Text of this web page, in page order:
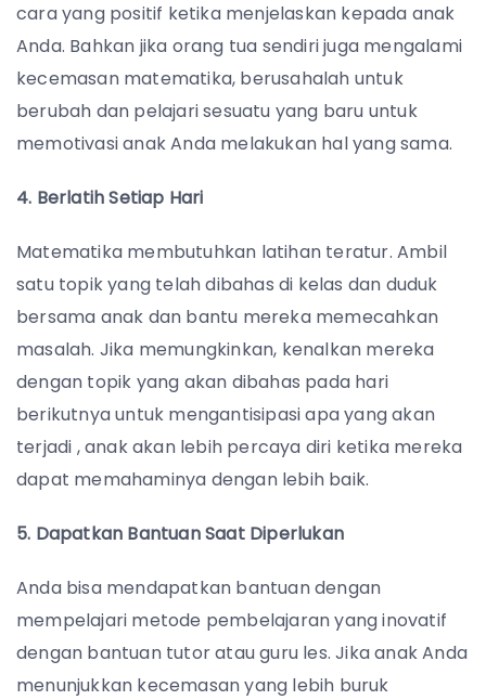
cara yang positif ketika menjelaskan kepada anak
Anda. Bahkan jika orang tua sendiri juga mengalami
kecemasan matematika, berusahalah untuk
berubah dan pelajari sesuatu yang baru untuk
memotivasi anak Anda melakukan hal yang sama.
4. Berlatih Setiap Hari
Matematika membutuhkan latihan teratur. Ambil
satu topik yang telah dibahas di kelas dan duduk
bersama anak dan bantu mereka memecahkan
masalah. Jika memungkinkan, kenalkan mereka
dengan topik yang akan dibahas pada hari
berikutnya untuk mengantisipasi apa yang akan
terjadi , anak akan lebih percaya diri ketika mereka
dapat memahaminya dengan lebih baik.
5. Dapatkan Bantuan Saat Diperlukan
Anda bisa mendapatkan bantuan dengan
mempelajari metode pembelajaran yang inovatif
dengan bantuan tutor atau guru les. Jika anak Anda
menunjukkan kecemasan yang lebih buruk